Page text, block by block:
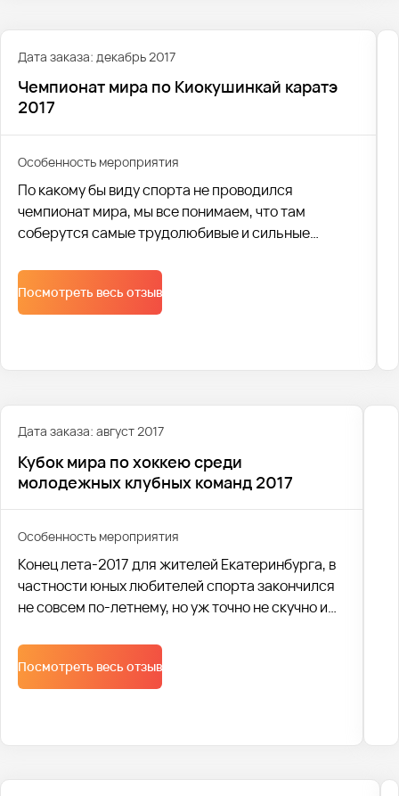
Дата заказа: декабрь 2017
Чемпионат мира по Киокушинкай каратэ
2017
Особенность мероприятия
По какому бы виду спорта не проводился
чемпионат мира, мы все понимаем, что там
соберутся самые трудолюбивые и сильные
требует не только физических тренировок, но и
умственных затрат: понять противника,
выстроить тактику боя, предугадать с какой
Посмотреть весь отзыв
Дата заказа: август 2017
Кубок мира по хоккею среди
молодежных клубных команд 2017
Особенность мероприятия
Конец лета-2017 для жителей Екатеринбурга, в
частности юных любителей спорта закончился
не совсем по-летнему, но уж точно не скучно и
Посмотреть весь отзыв